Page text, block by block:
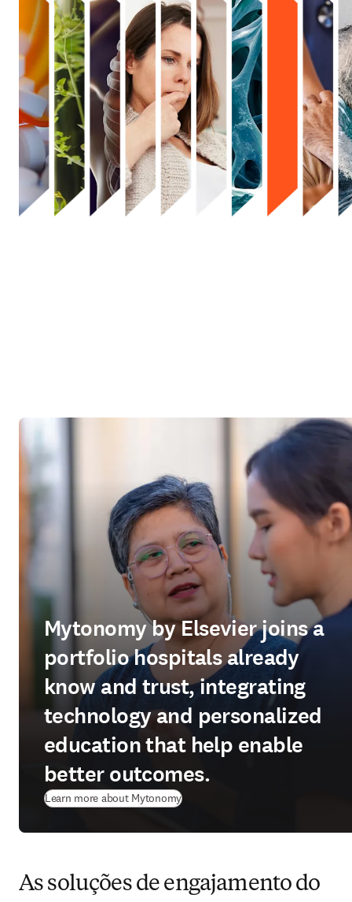
Mytonomy by Elsevier joins a
portfolio hospitals already
know and trust, integrating
technology and personalized
education that help enable
better outcomes.
Learn more about Mytonomy(
As soluções de engajamento do